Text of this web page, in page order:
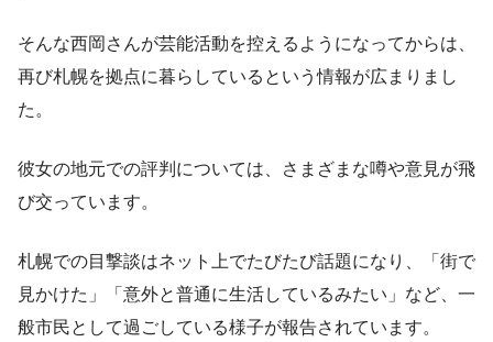
そんな西岡さんが芸能活動を控えるようになってからは、
再び札幌を拠点に暮らしているという情報が広まりまし
た。
彼女の地元での評判については、さまざまな噂や意見が飛
び交っています。
札幌での目撃談はネット上でたびたび話題になり、「街で
見かけた」「意外と普通に生活しているみたい」など、一
般市民として過ごしている様子が報告されています。